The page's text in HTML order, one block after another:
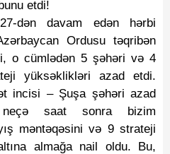
etdi!
dən davam edən hərbi
Ordusu təqribən
o cümlədən 5 şəhəri və 4
yüksəklikləri azad etdi.
incisi – Şuşa şəhəri azad
saat sonra bizim
məntəqəsini və 9 strateji
almağa nail oldu. Bu,